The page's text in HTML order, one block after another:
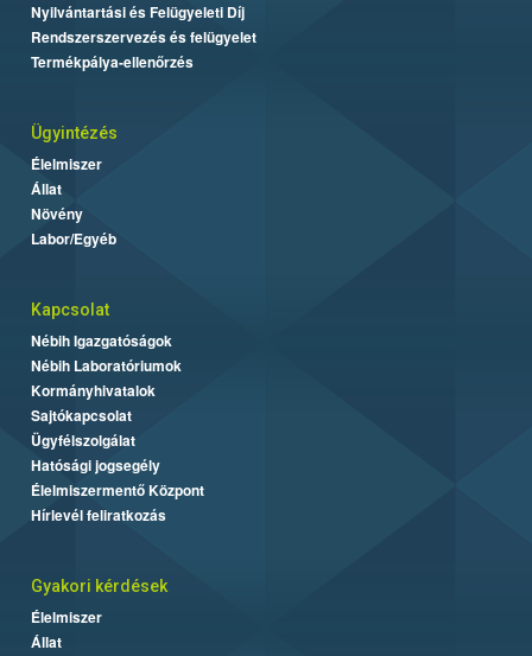
Nyilvántartási és Felügyeleti Díj
Rendszerszervezés és felügyelet
Termékpálya-ellenőrzés
Ügyintézés
Élelmiszer
Állat
Növény
Labor/Egyéb
Kapcsolat
Nébih Igazgatóságok
Nébih Laboratóriumok
Kormányhivatalok
Sajtókapcsolat
Ügyfélszolgálat
Hatósági jogsegély
Élelmiszermentő Központ
Hírlevél feliratkozás
Gyakori kérdések
Élelmiszer
Állat